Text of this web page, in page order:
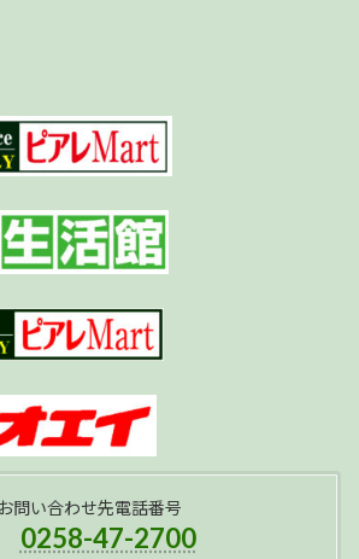
お問い合わせ先電話番号
0258-47-2700